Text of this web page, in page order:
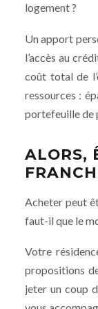
logement ?
Un apport
l’accès au
coût total de
ressources :
portefeuille de
ALORS,
Acheter peut
faut-il que le
Votre
propositions
jeter un coup